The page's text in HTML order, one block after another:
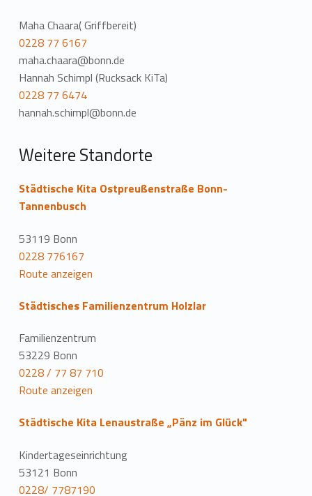
Maha Chaara( Griffbereit)
0228 77 6167
maha.chaara@bonn.de
Hannah Schimpl (Rucksack KiTa)
0228 77 6474
hannah.schimpl@bonn.de
Weitere Standorte
Städtische Kita Ostpreußenstraße Bonn-
Tannenbusch
53119 Bonn
0228 776167
Route anzeigen
Städtisches Familienzentrum Holzlar
Familienzentrum
53229 Bonn
0228 / 77 87 710
Route anzeigen
Städtische Kita Lenaustraße „Pänz im Glück"
Kindertageseinrichtung
53121 Bonn
0228/ 7787190